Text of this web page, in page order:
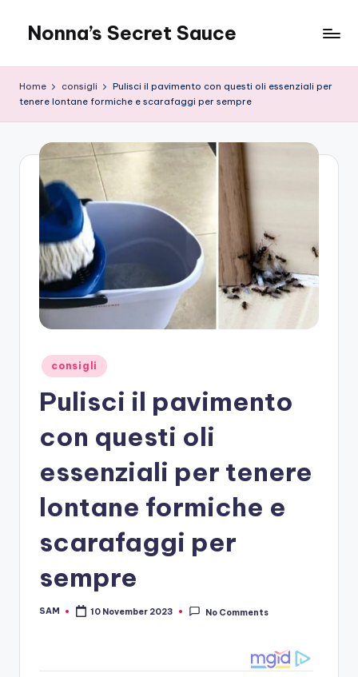
content
Nonna’s Secret Sauce
Home consigli
Pulisci il pavimento con questi oli essenziali per
tenere lontane formiche e scarafaggi per sempre
Posted
in
consigli
Pulisci il pavimento
con questi oli
essenziali per tenere
lontane formiche e
scarafaggi per
sempre
Posted
SAM 10 November 2023 No Comments